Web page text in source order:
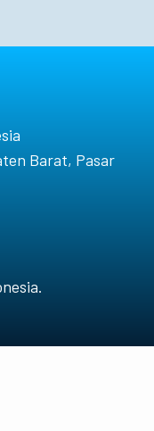
Barat, Pasar